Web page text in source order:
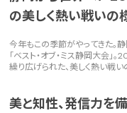
の美しく熱い戦いの
今年もこの季節がやってきた。
「ベスト・オブ・ミス静岡大会
繰り広げられた、美しく熱い戦い
美と知性、発信力を